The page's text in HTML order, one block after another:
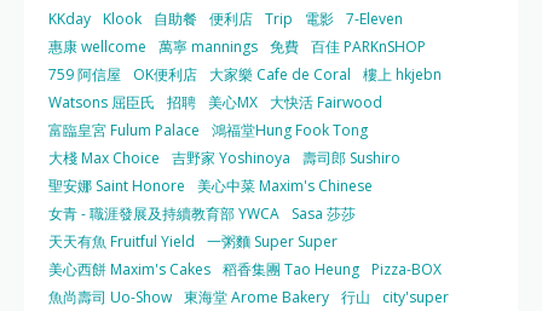
KKday Klook 自助餐 便利店 Trip 電影 7-Eleven
惠康 wellcome
萬寧 mannings 免費 百佳 PARKnSHOP
759 阿信屋
OK便利店 大家樂 Cafe de Coral
樓上 hkjebn
Watsons 屈臣氏
招聘 美心MX 大快活 Fairwood
富臨皇宮 Fulum Palace
鴻福堂Hung Fook Tong
大棧 Max Choice
吉野家 Yoshinoya
壽司郎 Sushiro
聖安娜 Saint Honore
美心中菜 Maxim's Chinese
女青 - 職涯發展及持續教育部 YWCA
Sasa 莎莎
天天有魚 Fruitful Yield
一粥麵 Super Super
美心西餅 Maxim's Cakes 稻香集團 Tao Heung Pizza-BOX
魚尚壽司 Uo-Show 東海堂 Arome Bakery 行山 city'super